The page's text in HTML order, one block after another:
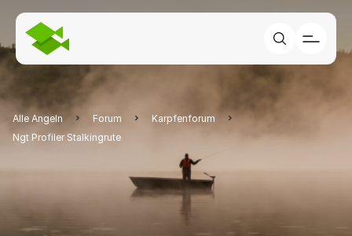
Alle Angeln Forum
Karpfenforum
Ngt Profiler Stalkingrute